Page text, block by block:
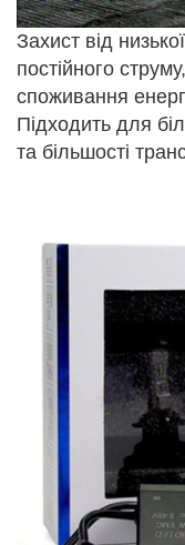
Захист від
постійного
споживання
Підходить для
та більшості